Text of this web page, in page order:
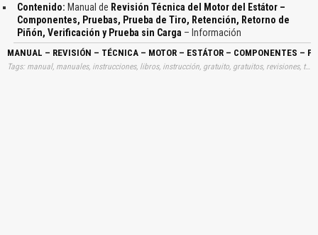
Contenido: Manual de Revisión Técnica del Motor del Estátor –
Componentes, Pruebas, Prueba de Tiro, Retención, Retorno de
Piñón, Verificación y Prueba sin Carga – Información
MANUAL – REVISIÓN – TÉCNICA – MOTOR – ESTÁTOR – COMPONENTES –
Tags: manual, manuales, instrucciones, libros, instrucción, gratuito, gratuitos, revisiones, técnicas, tecnicas, motores, estátors, estatores, partes, verificaciones, aprender, descargas